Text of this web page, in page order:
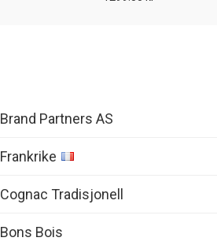
Brand Partners AS
Frankrike
Cognac Tradisjonell
Bons Bois